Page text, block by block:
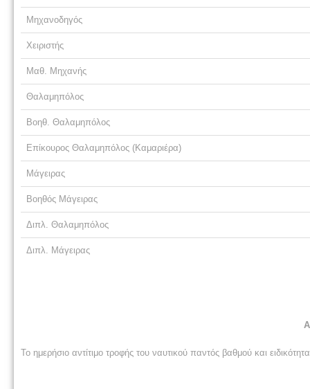
Μηχανοδηγός
Χειριστής
Μαθ. Μηχανής
Θαλαμηπόλος
Βοηθ. Θαλαμηπόλος
Επίκουρος Θαλαμηπόλος (Καμαριέρα)
Μάγειρας
Βοηθός Μάγειρας
Διπλ. Θαλαμηπόλος
Διπλ. Μάγειρας
Το ημερήσιο αντίτιμο τροφής του ναυτικού παντός βαθμού και